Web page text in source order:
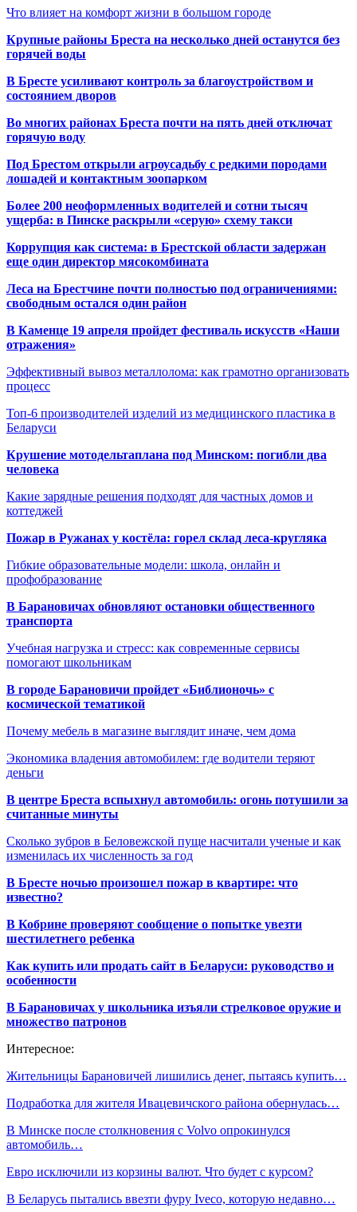
Что влияет на комфорт жизни в большом городе
Крупные районы Бреста на несколько дней останутся без
горячей воды
В Бресте усиливают контроль за благоустройством и
состоянием дворов
Во многих районах Бреста почти на пять дней отключат
горячую воду
Под Брестом открыли агроусадьбу с редкими породами
лошадей и контактным зоопарком
Более 200 неоформленных водителей и сотни тысяч
ущерба: в Пинске раскрыли «серую» схему такси
Коррупция как система: в Брестской области задержан
еще один директор мясокомбината
Леса на Брестчине почти полностью под ограничениями:
свободным остался один район
В Каменце 19 апреля пройдет фестиваль искусств «Наши
отражения»
Эффективный вывоз металлолома: как грамотно организовать
процесс
Топ-6 производителей изделий из медицинского пластика в
Беларуси
Крушение мотодельтаплана под Минском: погибли два
человека
Какие зарядные решения подходят для частных домов и
коттеджей
Пожар в Ружанах у костёла: горел склад леса-кругляка
Гибкие образовательные модели: школа, онлайн и
профобразование
В Барановичах обновляют остановки общественного
транспорта
Учебная нагрузка и стресс: как современные сервисы
помогают школьникам
В городе Барановичи пройдет «Библионочь» с
космической тематикой
Почему мебель в магазине выглядит иначе, чем дома
Экономика владения автомобилем: где водители теряют
деньги
В центре Бреста вспыхнул автомобиль: огонь потушили за
считанные минуты
Сколько зубров в Беловежской пуще насчитали ученые и как
изменилась их численность за год
В Бресте ночью произошел пожар в квартире: что
известно?
В Кобрине проверяют сообщение о попытке увезти
шестилетнего ребенка
Как купить или продать сайт в Беларуси: руководство и
особенности
В Барановичах у школьника изъяли стрелковое оружие и
множество патронов
Интересное:
Жительницы Барановичей лишились денег, пытаясь купить…
Подработка для жителя Ивацевичского района обернулась…
В Минске после столкновения с Volvo опрокинулся
автомобиль…
Евро исключили из корзины валют. Что будет с курсом?
В Беларусь пытались ввезти фуру Iveco, которую недавно…